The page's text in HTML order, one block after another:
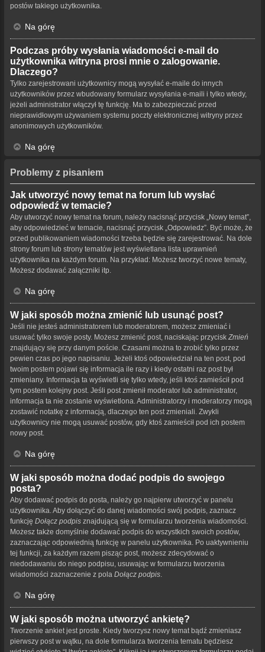
postów takiego użytkownika.
Na górę
Podczas próby wysłania wiadomości e-mail do
użytkownika witryna prosi mnie o zalogowanie.
Dlaczego?
Tylko zarejestrowani użytkownicy mogą wysyłać e-maile do innych
użytkowników przez wbudowany formularz wysyłania e-maili i tylko wtedy,
jeżeli administrator włączył tę funkcję. Ma to zabezpieczać przed
nieprawidłowym używaniem systemu poczty elektronicznej witryny przez
anonimowych użytkowników.
Na górę
Problemy z pisaniem
Jak utworzyć nowy temat na forum lub wysłać
odpowiedź w temacie?
Aby utworzyć nowy temat na forum, należy nacisnąć przycisk „Nowy temat”,
aby odpowiedzieć w temacie, nacisnąć przycisk „Odpowiedz”. Być może, że
przed publikowaniem wiadomości trzeba będzie się zarejestrować. Na dole
strony forum lub strony tematów jest wyświetlana lista uprawnień
użytkownika na każdym forum. Na przykład: Możesz tworzyć nowe tematy,
Możesz dodawać załączniki itp.
Na górę
W jaki sposób można zmienić lub usunąć post?
Jeśli nie jesteś administratorem lub moderatorem, możesz zmieniać i
usuwać tylko swoje posty. Możesz zmienić post, naciskając przycisk Zmień
znajdujący się przy danym poście. Czasami można to zrobić tylko przez
pewien czas po jego napisaniu. Jeżeli ktoś odpowiedział na ten post, pod
twoim postem pojawi się informacja ile razy i kiedy ostatni raz post był
zmieniany. Informacja ta wyświetli się tylko wtedy, jeśli ktoś zamieścił pod
tym postem kolejny post. Jeśli post zmienił moderator lub administrator,
informacja ta nie zostanie wyświetlona. Administratorzy i moderatorzy mogą
zostawić notatkę z informacją, dlaczego ten post zmieniali. Zwykli
użytkownicy nie mogą usuwać postów, gdy ktoś zamieścił pod ich postem
nowy post.
Na górę
W jaki sposób można dodać podpis do swojego
posta?
Aby dodawać podpis do posta, należy go najpierw utworzyć w panelu
użytkownika. Aby dołączyć do danej wiadomości swój podpis, zaznacz
funkcję Dołącz podpis znajdującą się w formularzu tworzenia wiadomości.
Możesz także domyślnie dodawać podpis do wszystkich swoich postów,
zaznaczając odpowiednią funkcję w panelu użytkownika. Po uaktywnieniu
tej funkcji, za każdym razem pisząc post, możesz zdecydować o
niedodawaniu do niego podpisu, usuwając w formularzu tworzenia
wiadomości zaznaczenie z pola Dołącz podpis
Na górę
W jaki sposób można utworzyć ankietę?
Tworzenie ankiet jest proste. Kiedy tworzysz nowy temat bądź zmieniasz
pierwszy post w wątku, na dole formularza tworzenia tematu będziesz